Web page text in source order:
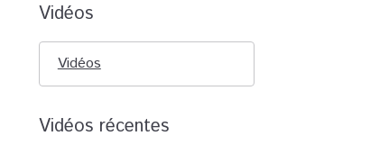
Vidéos
Vidéos
Vidéos récentes